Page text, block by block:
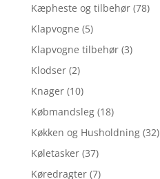
Kæpheste og tilbehør (78)
Klapvogne (5)
Klapvogne tilbehør (3)
Klodser (2)
Knager (10)
Købmandsleg (18)
Køkken og Husholdning (32)
Køletasker (37)
Køredragter (7)